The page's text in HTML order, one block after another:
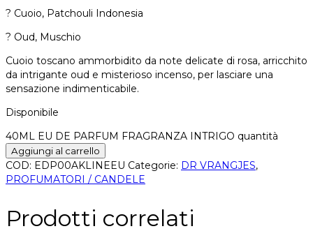
? Cuoio, Patchouli Indonesia
? Oud, Muschio
Cuoio toscano ammorbidito da note delicate di rosa, arricchito
da intrigante oud e misterioso incenso, per lasciare una
sensazione indimenticabile.
Disponibile
40ML EU DE PARFUM FRAGRANZA INTRIGO quantità
Aggiungi al carrello
COD: EDP00AKLINEEU Categorie: DR VRANGJES,
PROFUMATORI / CANDELE
Prodotti correlati